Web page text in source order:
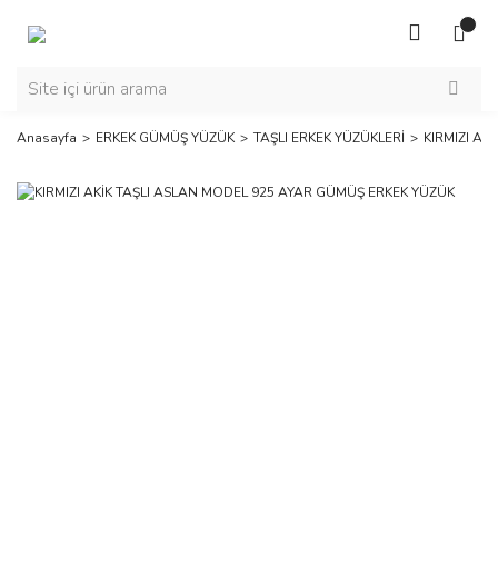
Anasayfa ERKEK GÜMÜŞ YÜZÜK TAŞLI ERKEK YÜZÜKLERİ KIRMIZI